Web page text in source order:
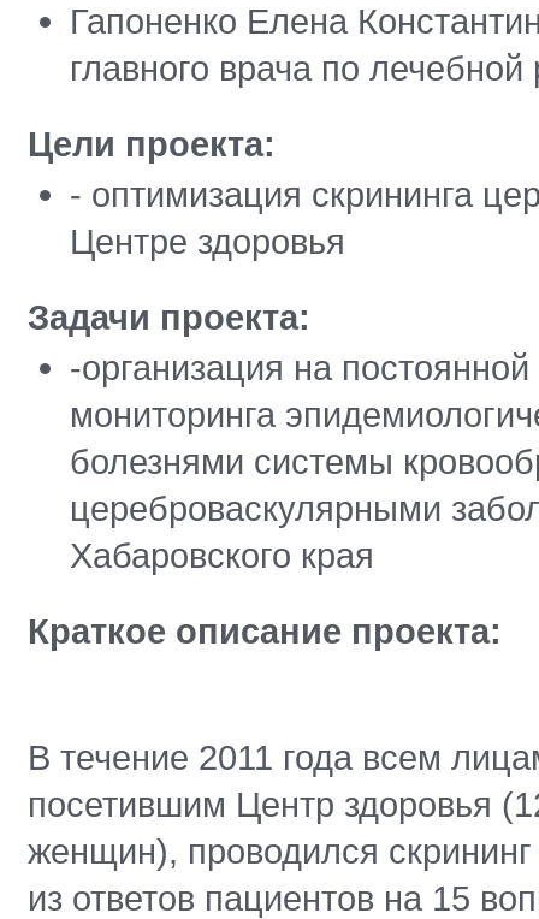
Гапоненко Елена
главного врача по
Цели проекта:
- оптимизация скрининга
Центре здоровья
Задачи проекта:
-организация на
мониторинга
болезнями системы
цереброваскулярными
Хабаровского края
Краткое описание проекта:
В течение 2011 года всем
посетившим Центр здоровья
женщин), проводился
из ответов пациентов на 15